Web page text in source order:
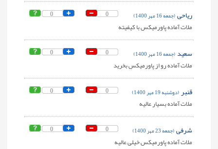
0 0 ریاحی(جمعه 16 مهر 1400)
ملات آماده پاورمیکس با کیفیته
0 0 سعید (جمعه 16 مهر 1400)
ملات آماده رو از پاورمیکس بخرید
0 0 قنبر(دوشنبه 19 مهر 1400)
ملات آماده بسیار عالیه
0 0 شرفی(جمعه 23 مهر 1400)
ملات آماده پاورمیکس خیلی عالیه